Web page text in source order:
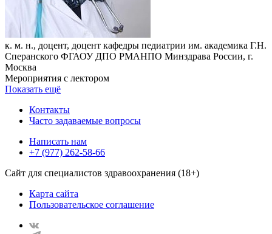
к. м. н., доцент, доцент кафедры педиатрии им. академика Г.Н.
Сперанского ФГАОУ ДПО РМАНПО Минздрава России, г.
Москва
Мероприятия с лектором
Показать ещё
Контакты
Часто задаваемые вопросы
Написать нам
+7 (977) 262-58-66
Сайт для специалистов здравоохранения (18+)
Карта сайта
Пользовательское соглашение